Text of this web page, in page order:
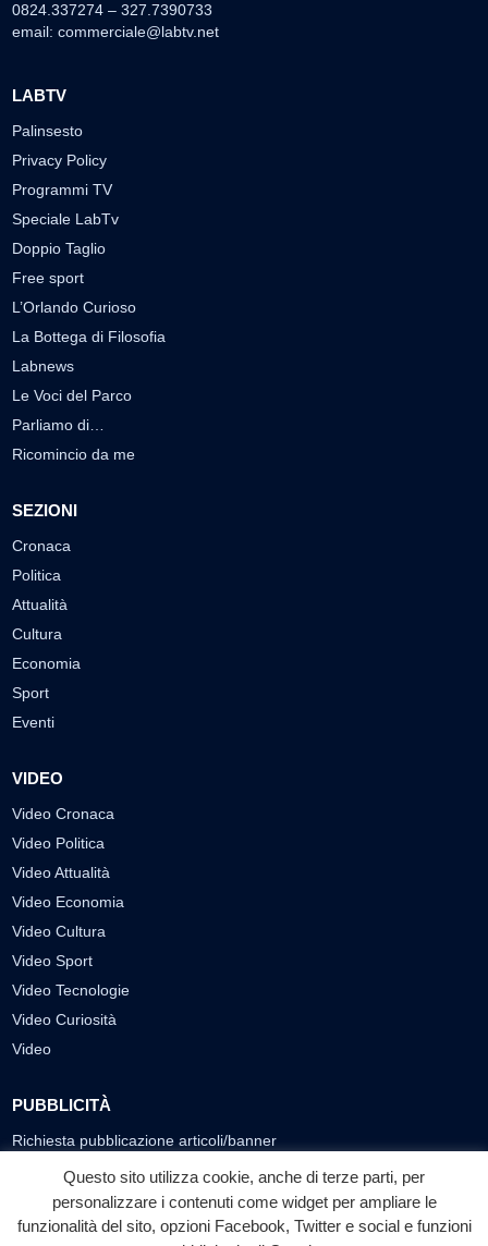
0824.337274 – 327.7390733
email: commerciale@labtv.net
LABTV
Palinsesto
Privacy Policy
Programmi TV
Speciale LabTv
Doppio Taglio
Free sport
L’Orlando Curioso
La Bottega di Filosofia
Labnews
Le Voci del Parco
Parliamo di…
Ricomincio da me
SEZIONI
Cronaca
Politica
Attualità
Cultura
Economia
Sport
Eventi
VIDEO
Video Cronaca
Video Politica
Video Attualità
Video Economia
Video Cultura
Video Sport
Video Tecnologie
Video Curiosità
Video
PUBBLICITÀ
Richiesta pubblicazione articoli/banner
SEGUICI SUI SOCIAL
f ◎ ▶
Questo sito utilizza cookie, anche di terze parti, per
personalizzare i contenuti come widget per ampliare le
funzionalità del sito, opzioni Facebook, Twitter e social e funzioni